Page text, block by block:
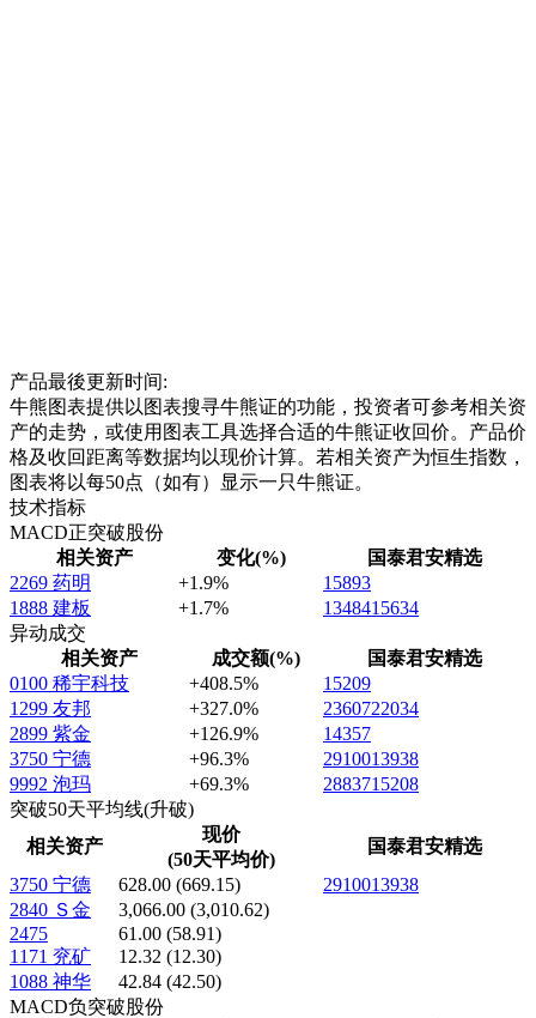
产品最後更新时间:
牛熊图表提供以图表搜寻牛熊证的功能，投资者可参考相关资
产的走势，或使用图表工具选择合适的牛熊证收回价。产品价
格及收回距离等数据均以现价计算。若相关资产为恒生指数，
图表将以每50点（如有）显示一只牛熊证。
技术指标
MACD正突破股份
相关资产
变化(%)
国泰君安精选
2269 药明 +1.9%
15893
1888 建板 +1.7% 1348415634
异动成交
相关资产
成交额(%)
国泰君安精选
0100 稀宇科技 +408.5%
15209
1299 友邦 +327.0% 2360722034
2899 紫金 +126.9%
14357
3750 宁德 +96.3% 2910013938
9992 泡玛 +69.3% 2883715208
突破50天平均线(升破)
相关资产
现价
(50天平均价)
国泰君安精选
3750 宁德 628.00 (669.15) 2910013938
2840 Ｓ金 3,066.00 (3,010.62)
2475
61.00 (58.91)
1171 兖矿 12.32 (12.30)
1088 神华 42.84 (42.50)
MACD负突破股份